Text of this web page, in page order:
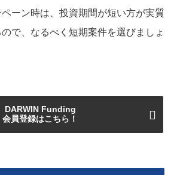
ーン時は、投資期間が短い方が実質
で、なるべく短期案件を選びましょ
DARWIN Funding
会員登録はこちら！